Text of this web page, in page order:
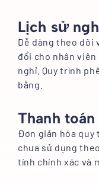
Lịch sử
Dễ dàng theo dõi
đổi cho nhân
nghỉ. Quy trình
bằng.
Thanh
Đơn giản hóa quy
chưa sử dụng
tính chính xác và